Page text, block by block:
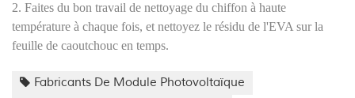
2. Faites du bon travail de nettoyage du chiffon à haute
température à chaque fois, et nettoyez le résidu de l'EVA sur la
feuille de caoutchouc en temps.
Fabricants De Module Photovoltaïque